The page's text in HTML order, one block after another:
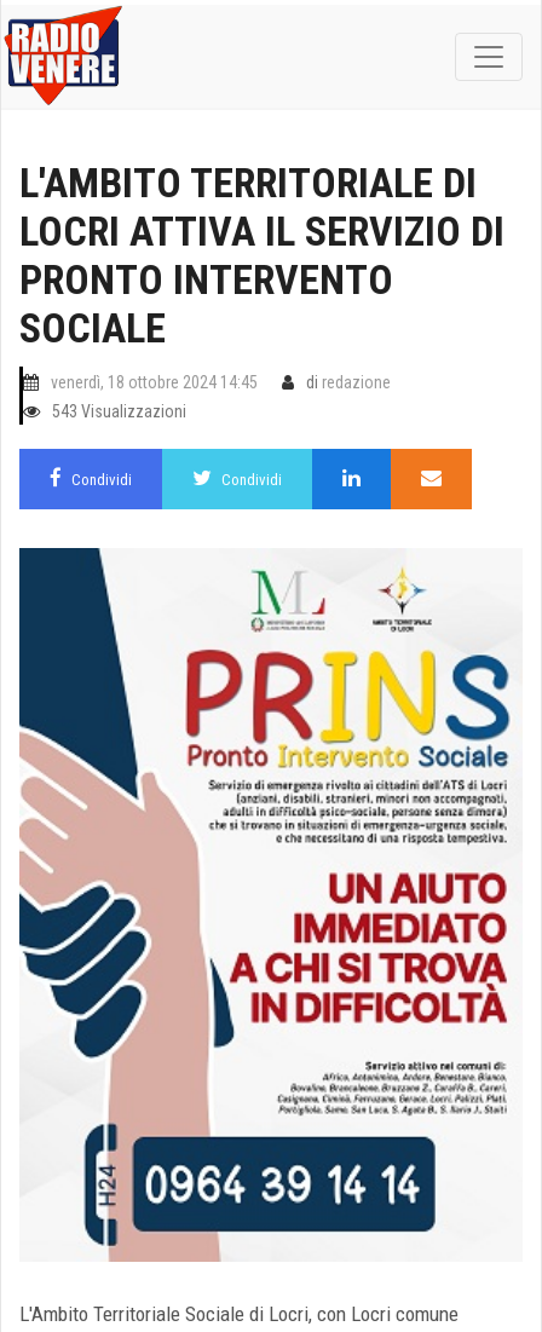
L'AMBITO TERRITORIALE DI
LOCRI ATTIVA IL SERVIZIO DI
PRONTO INTERVENTO
SOCIALE
venerdì, 18 ottobre 2024 14:45 di redazione
543 Visualizzazioni
Condividi Condividi
L'Ambito Territoriale Sociale di Locri, con Locri comune